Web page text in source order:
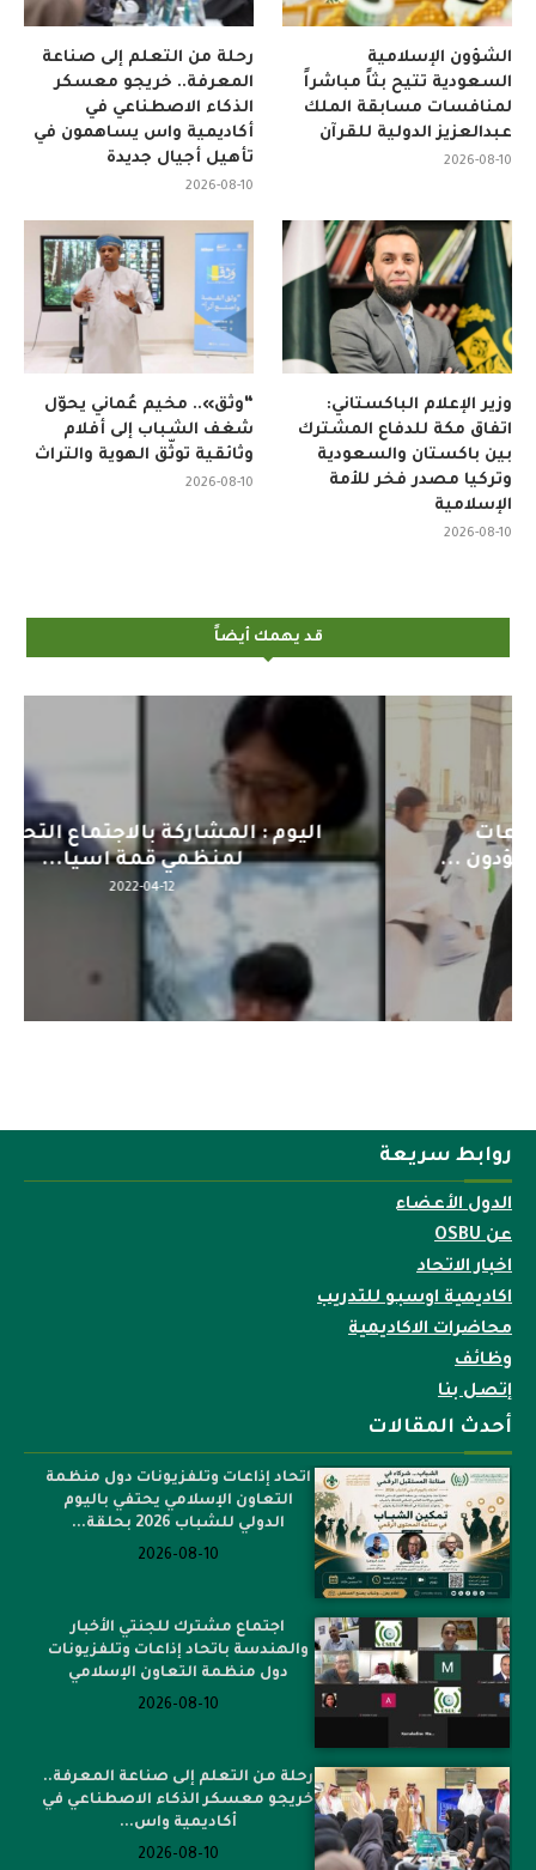
رحلة من التعلم إلى صناعة
المعرفة.. خريجو معسكر
الذكاء الاصطناعي في
أكاديمية واس يساهمون في
تأهيل أجيال جديدة
2026-08-10
الشؤون الإسلامية
السعودية تتيح بثاً مباشراً
لمنافسات مسابقة الملك
عبدالعزيز الدولية للقرآن
2026-08-10
“وثّق».. مخيم عُماني يحوّل
شغف الشباب إلى أفلام
وثائقية توثّق الهوية والتراث
2026-08-10
وزير الإعلام الباكستاني:
اتفاق مكة للدفاع المشترك
بين باكستان والسعودية
وتركيا مصدر فخر للأمة
الإسلامية
2026-08-10
قد يهمك أيضاً
اليوم : المشاركة بالاجتماع التحضيري
لمنظمي قمة اسيا...
2022-04-12
روابط سريعة
الدول الأعضاء
عن OSBU
اخبار الاتحاد
اكاديمية اوسبو للتدريب
محاضرات الاكاديمية
وظائف
إتصل بنا
أحدث المقالات
اتحاد إذاعات وتلفزيونات دول منظمة
التعاون الإسلامي يحتفي باليوم
الدولي للشباب 2026 بحلقة...
2026-08-10
اجتماع مشترك للجنتي الأخبار
والهندسة باتحاد إذاعات وتلفزيونات
دول منظمة التعاون الإسلامي
2026-08-10
رحلة من التعلم إلى صناعة المعرفة..
خريجو معسكر الذكاء الاصطناعي في
أكاديمية واس...
2026-08-10